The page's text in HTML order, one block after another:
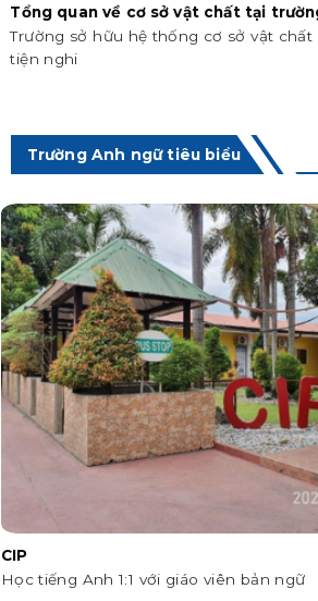
Tổng quan về cơ sở vật chất tại
Trường sở hữu hệ thống cơ sở vật chất
tiện nghi
Trường Anh ngữ tiêu biểu
CIP
Học tiếng Anh 1:1 với giáo viên bản ngữ